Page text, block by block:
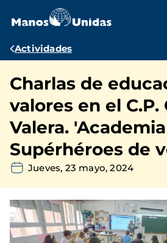
contenido
Ruta
navegación
Actividades
Charlas de
valores en el C.P.
Valera.
Supérhéroes de
Jueves, 23 mayo, 2024